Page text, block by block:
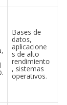
Bases de
datos,
aplicacione
s de alto
rendimiento
, sistemas
operativos.